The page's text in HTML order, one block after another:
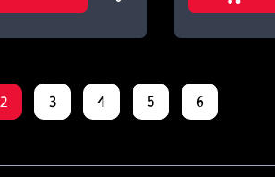
2 3 4 5 6